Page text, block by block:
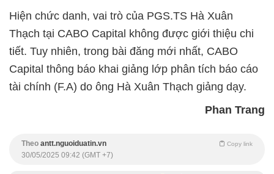
Hiện chức danh, vai trò của PGS.TS Hà Xuân
Thạch tại CABO Capital không được giới thiệu chi
tiết. Tuy nhiên, trong bài đăng mới nhất, CABO
Capital thông báo khai giảng lớp phân tích báo cáo
tài chính (F.A) do ông Hà Xuân Thạch giảng dạy.
Phan Trang
Theo antt.nguoiduatin.vn Copy link
30/05/2025 09:42 (GMT +7)